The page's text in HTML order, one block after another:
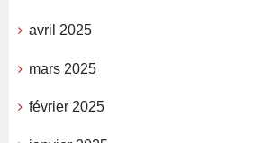
avril 2025
mars 2025
février 2025